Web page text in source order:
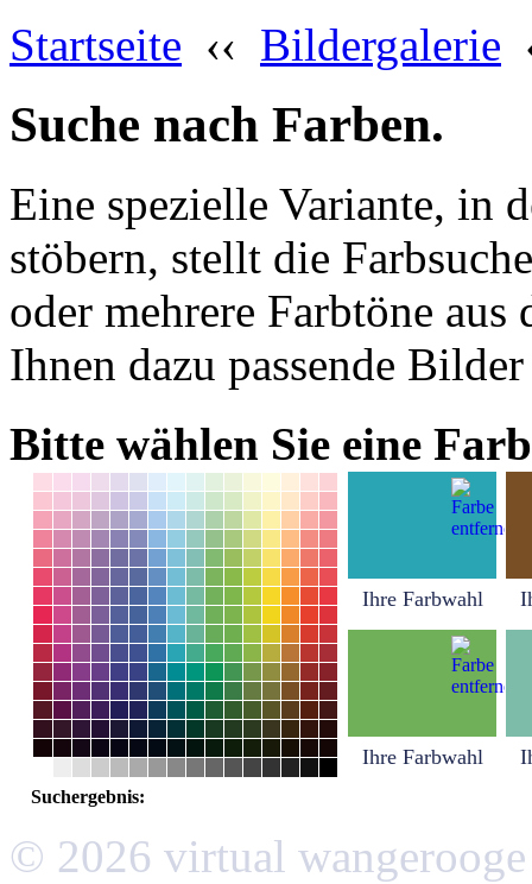
Startseite ‹‹ Bildergalerie
Suche nach Farben.
Eine spezielle Variante, in
stöbern, stellt die
oder mehrere Farbtöne
Ihnen dazu passende
Bitte wählen Sie eine
Ihre Farbwahl
Ihre Farbwahl
Suchergebnis:
© 2026 virtual wangerooge